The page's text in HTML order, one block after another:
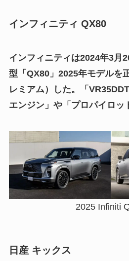
インフィニティ QX80
インフィニティは2024年3月
型「QX80」2025年モデルを
レミアム）した。「
エンジン」や「プロパイロッ
2025 Infiniti
日産 キックス